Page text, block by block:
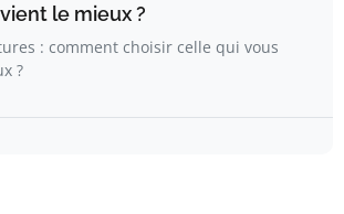
le mieux ?
: comment choisir celle qui vous
?